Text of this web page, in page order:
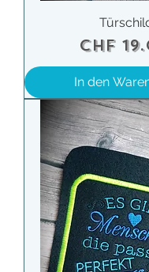
Preis
CHF
In den